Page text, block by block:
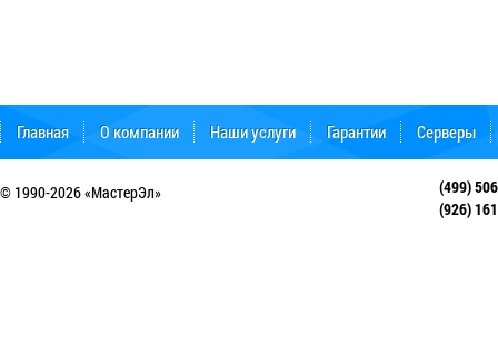
Главная О компании Наши услуги Гарантии Серверы
Форум поддержки
© 1990-2026 «МастерЭл»
(499)
(926)